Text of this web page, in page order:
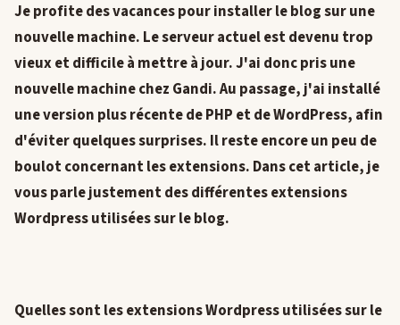
Je profite des vacances pour installer le blog sur une
nouvelle machine. Le serveur actuel est devenu trop
vieux et difficile à mettre à jour. J'ai donc pris une
nouvelle machine chez Gandi. Au passage, j'ai installé
une version plus récente de PHP et de WordPress, afin
d'éviter quelques surprises. Il reste encore un peu de
boulot concernant les extensions. Dans cet article, je
vous parle justement des différentes extensions
Wordpress utilisées sur le blog.
Quelles sont les extensions Wordpress utilisées sur le